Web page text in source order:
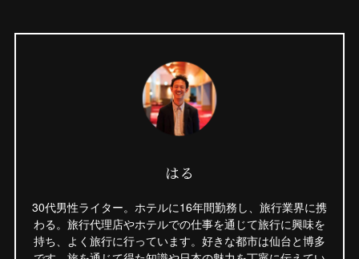
はる
30代男性ライター。ホテルに16年間勤務し、旅行業界に携
わる。旅行代理店やホテルでの仕事を通じて旅行に興味を
持ち、よく旅行に行っています。好きな都市は仙台と博多